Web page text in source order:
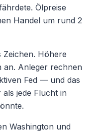
Ölpreise
Handel um rund 2
Zeichen. Höhere
an. Anleger rechnen
Fed — und das
als jede Flucht in
Washington und